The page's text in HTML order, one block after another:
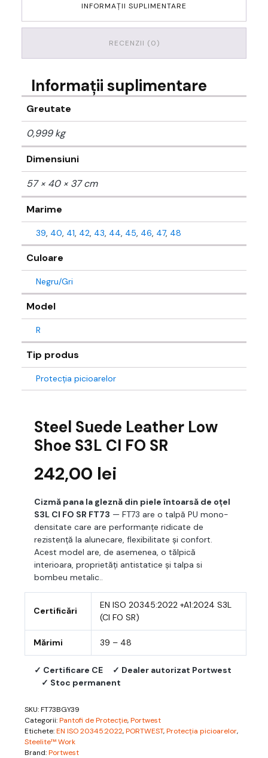
INFORMAȚII SUPLIMENTARE
RECENZII (0)
Informații suplimentare
Greutate
0,999 kg
Dimensiuni
57 × 40 × 37 cm
Marime
39, 40, 41, 42, 43, 44, 45, 46, 47, 48
Culoare
Negru/Gri
Model
R
Tip produs
Protecția picioarelor
Steel Suede Leather Low
Shoe S3L CI FO SR
242,00 lei
Cizmă pana la gleznă din piele întoarsă de oțel
S3L CI FO SR FT73 — FT73 are o talpă PU mono-
densitate care are performanțe ridicate de
rezistență la alunecare, flexibilitate și confort.
Acest model are, de asemenea, o tălpică
interioara, proprietăți antistatice și talpa si
bombeu metalic..
Certificări
EN ISO 20345:2022 +A1:2024 S3L
(CI FO SR)
Mărimi 39 – 48
✓ Certificare CE
✓ Dealer autorizat Portwest
✓ Stoc permanent
SKU:FT73BGY39
Categorii:Pantofi de Protecție,Portwest
Etichete:EN ISO 20345:2022,PORTWEST,Protecția picioarelor,
Steelite™ Work
Brand:Portwest